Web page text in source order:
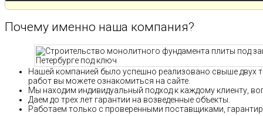
Почему именно наша компания?
Нашей компанией было успешно реализовано свыше двух
работ вы можете ознакомиться на сайте.
Мы находим индивидуальный подход к каждому клиенту,
Даем до трех лет гарантии на возведенные объекты.
Работаем только с проверенными поставщиками,